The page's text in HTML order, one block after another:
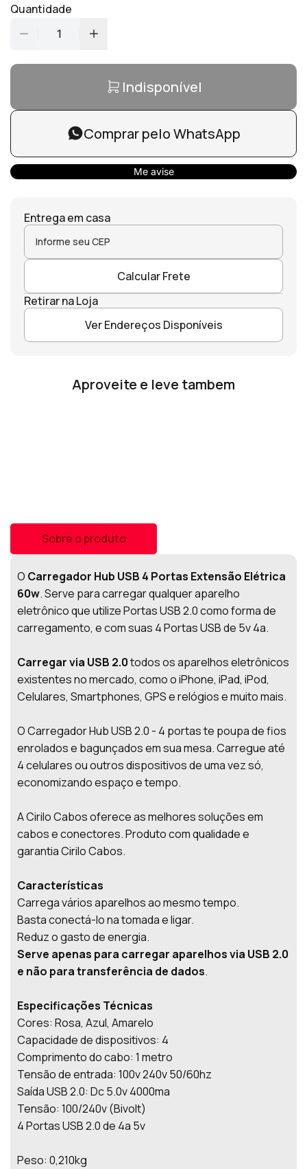
Quantidade
1
Indisponível
Comprar pelo WhatsApp
Me avise
Entrega em casa
Calcular Frete
Retirar na Loja
Ver Endereços Disponíveis
Aproveite e leve tambem
Sobre o produto
O Carregador Hub USB 4 Portas Extensão Elétrica
60w. Serve para carregar qualquer aparelho
eletrônico que utilize Portas USB 2.0 como forma de
carregamento, e com suas 4 Portas USB de 5v 4a.
Carregar via USB 2.0todos os aparelhos eletrônicos
existentes no mercado, como o iPhone, iPad, iPod,
Celulares, Smartphones, GPS e relógios e muito mais.
O Carregador Hub USB 2.0 - 4 portas te poupa de fios
enrolados e bagunçados em sua mesa. Carregue até
4 celulares ou outros dispositivos de uma vez só,
economizando espaço e tempo.
A Cirilo Cabos oferece as melhores soluções em
cabos e conectores. Produto com qualidade e
garantia Cirilo Cabos.
Características
Carrega vários aparelhos ao mesmo tempo.
Basta conectá-lo na tomada e ligar.
Reduz o gasto de energia.
Serve apenas para carregar aparelhos via USB 2.0
e não para transferência de dados.
Especificações Técnicas
Cores: Rosa, Azul, Amarelo
Capacidade de dispositivos: 4
Comprimento do cabo: 1 metro
Tensão de entrada: 100v 240v 50/60hz
Saída USB 2.0: Dc 5.0v 4000ma
Tensão: 100/240v (Bivolt)
4 Portas USB 2.0 de 4a 5v
Peso: 0,210kg